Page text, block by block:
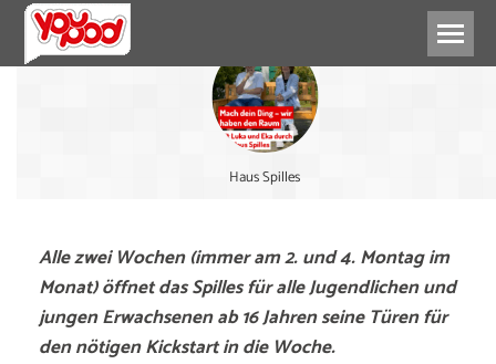
Haus Spilles
Alle zwei Wochen (immer am 2. und 4. Montag im
Monat) öffnet das Spilles für alle Jugendlichen und
jungen Erwachsenen ab 16 Jahren seine Türen für
den nötigen Kickstart in die Woche.